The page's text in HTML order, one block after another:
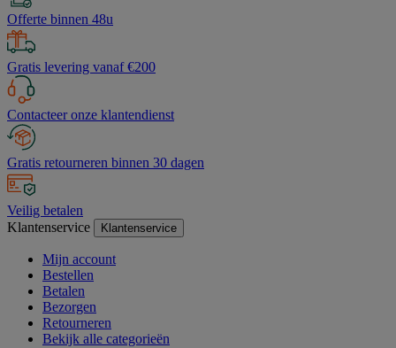
Offerte binnen 48u
Gratis levering vanaf €200
Contacteer onze klantendienst
Gratis retourneren binnen 30 dagen
Veilig betalen
Klantenservice
Klantenservice
Mijn account
Bestellen
Betalen
Bezorgen
Retourneren
Bekijk alle categorieën